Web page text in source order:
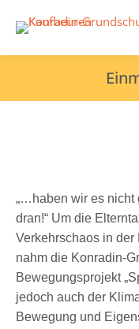
„…haben wir es nicht
dran!“ Um die
Verkehrschaos in der
nahm die Konradin-
Bewegungsprojekt
jedoch auch der
Bewegung und